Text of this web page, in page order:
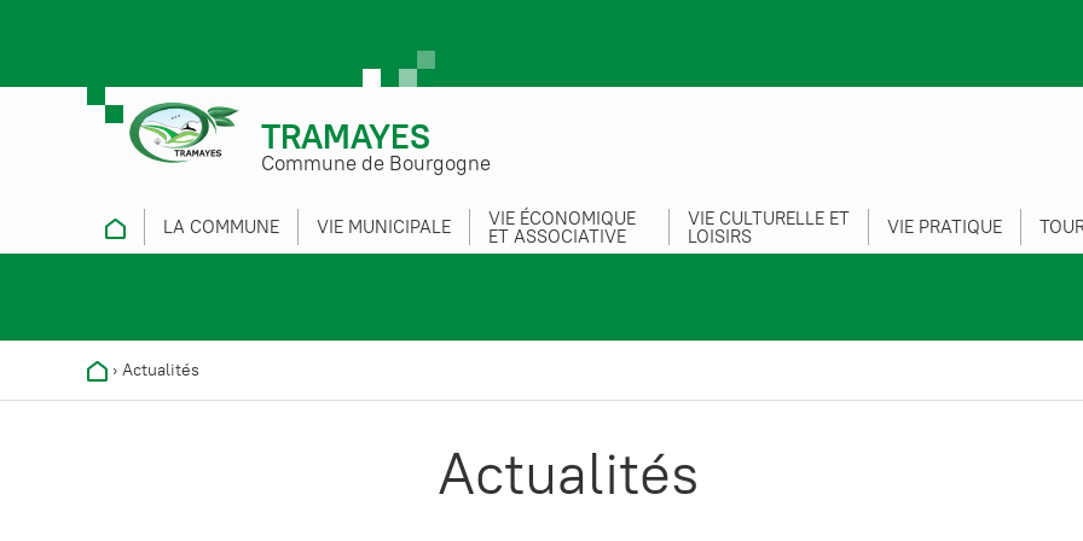
TRAMAYES
Commune de Bourgogne
LA COMMUNE VIE MUNICIPALE VIE ÉCONOMIQUE
ET ASSOCIATIVE
VIE CULTURELLE ET
LOISIRS VIE PRATIQUE
› Actualités
Actualités